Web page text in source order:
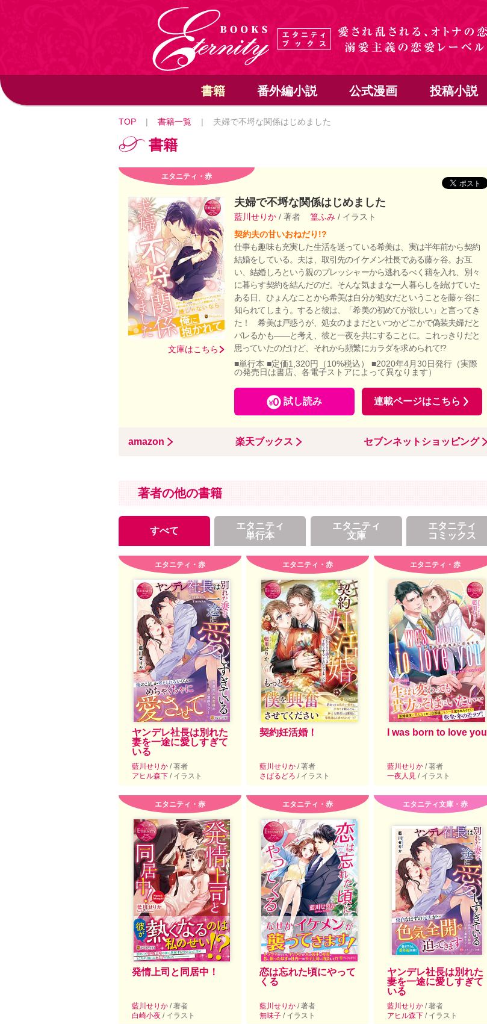
書籍 番外編小説 公式漫画 投稿小説
TOP | 書籍一覧 | 夫婦で不埒な関係はじめました
書籍
エタニティ・赤
文庫はこちら
夫婦で不埒な関係はじめました
藍川せりか / 著者 篁ふみ / イラスト
契約夫の甘いおねだり!?
仕事も趣味も充実した生活を送っている希美は、実は半年前から契約
結婚をしている。夫は、取引先のイケメン社長である藤ヶ谷。お互
い、結婚しろという親のプレッシャーから逃れるべく籍を入れ、別々
に暮らす契約を結んだのだ。そんな気ままな一人暮らしを続けていた
ある日、ひょんなことから希美は自分が処女だということを藤ヶ谷に
知られてしまう。すると彼は、「希美の初めてが欲しい」と言ってき
た！ 希美は戸惑うが、処女のままだといつかどこかで偽装夫婦だと
バレるかも――と考え、彼と一夜を共にすることに。これっきりだと
思っていたのだけど、それから頻繁にカラダを求められて!?
■単行本 ■定価1,320円（10%税込） ■2020年4月30日発行（実際
の発売日は書店、各電子ストアによって異なります）
試し読み 連載ページはこちら
amazon 楽天ブックス セブンネットショッピング
著者の他の書籍
すべて
エタニティ
単行本
エタニティ
文庫
エタニティ
コミックス
エタニティ・赤
ヤンデレ社長は別れた
妻を一途に愛しすぎて
いる
藍川せりか / 著者
アヒル森下 / イラスト
エタニティ・赤
契約妊活婚！
藍川せりか / 著者
さばるどろ / イラスト
エタニティ・赤
I was born to love you
藍川せりか / 著者
一夜人見 / イラスト
エタニティ・赤
発情上司と同居中！
藍川せりか / 著者
白崎小夜 / イラスト
エタニティ・赤
恋は忘れた頃にやって
くる
藍川せりか / 著者
無味子 / イラスト
エタニティ文庫・赤
ヤンデレ社長は別れた
妻を一途に愛しすぎて
いる
藍川せりか / 著者
アヒル森下 / イラスト